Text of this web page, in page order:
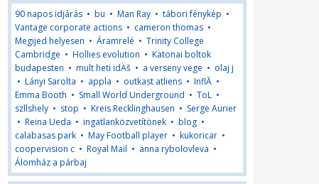
90 napos idjárás • bu • Man Ray • tábori fénykép •
Vantage corporate actions • cameron thomas •
Megijed helyesen • Áramrelé • Trinity College
Cambridge • Hollies evolution • Katonai boltok
budapesten • mult heti idÄš • a verseny vege • olaj j
• Lányi Sarolta • appla • outkast atliens • InflĂ •
Emma Booth • Small World Underground • ToL •
szllshely • stop • Kreis Recklinghausen • Serge Aurier
• Reina Ueda • ingatlanközvetítönek • blog •
calabasas park • May Football player • kukoricar •
coopervision c • Royal Mail • anna rybolovleva •
Álomház a párbaj